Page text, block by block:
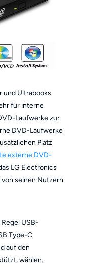
und Ultrabooks
für interne
Laufwerke zur
DVD-Laufwerke
Platz
externe DVD-
LG Electronics
von seinen Nutzern
USB-
Type-C
auf den
wählen.